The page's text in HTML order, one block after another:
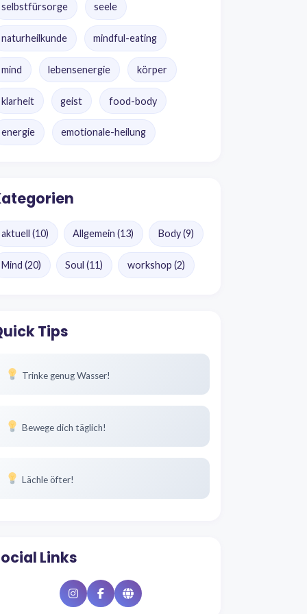
selbstfürsorge seele
naturheilkunde mindful-eating
mind lebensenergie körper
klarheit geist food-body
energie emotionale-heilung
aktuell (10) Allgemein(13) Body(9)
Mind (20) Soul(11) workshop (2)
Tips
Trinke genug Wasser!
Bewege dich täglich!
Lächle öfter!
Links
InstagramFacebookWebsite